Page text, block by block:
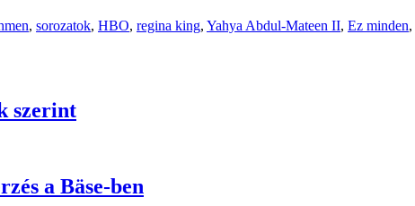
, sorozatok, HBO, regina king, Yahya Abdul-Mateen II, Ez minden,
szerint
a Bäse-ben